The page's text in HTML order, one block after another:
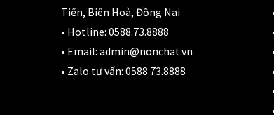
Tiến, Biên Hoà, Đồng Nai
• Hotline: 0588.73.8888
• Email: admin@nonchat.vn
• Zalo tư vấn: 0588.73.8888